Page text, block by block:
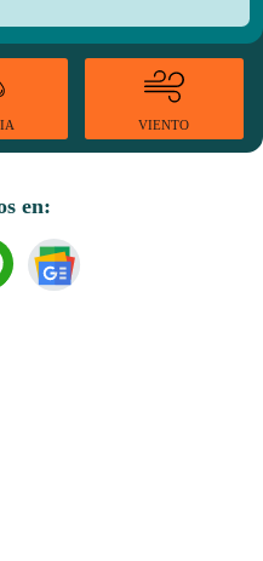
VIENTO
en: